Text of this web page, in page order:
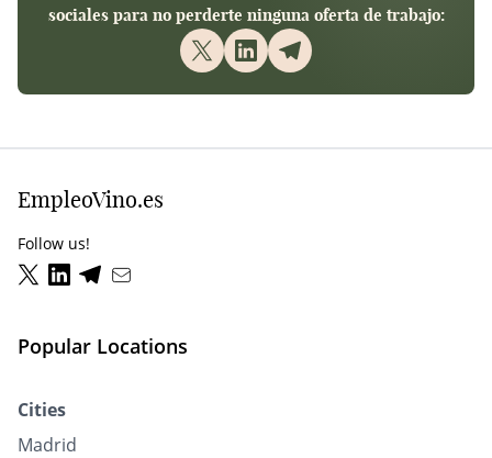
sociales para no perderte ninguna oferta de trabajo:
EmpleoVino.es
Follow us!
Popular Locations
Cities
Madrid